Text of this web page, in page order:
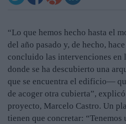
“Lo que hemos hecho hasta el
del año pasado y, de hecho,
concluido las intervenciones en
donde se ha descubierto una
que se encuentra el edificio—
de acoger otra cubierta”,
proyecto, Marcelo Castro. Un
tienen que concretar: “Tenemos